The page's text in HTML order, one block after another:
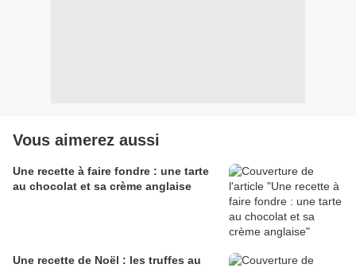
Vous aimerez aussi
Une recette à faire fondre : une tarte
au chocolat et sa crème anglaise
Une recette de Noël : les truffes au